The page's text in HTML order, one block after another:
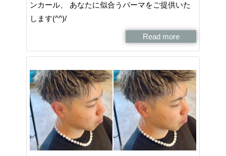
ンカール、 あなたに似合うパーマをご提供いた
します(^^)/
Read more